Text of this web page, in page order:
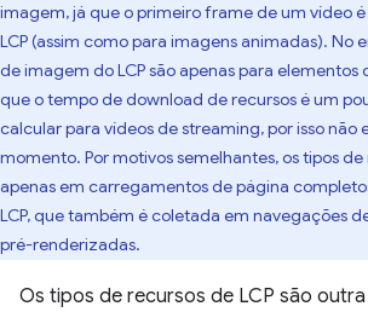
imagem, já que o primeiro frame de um vídeo
LCP (assim como para imagens animadas). No
de imagem do LCP são apenas para elementos
que o tempo de download de recursos é um
calcular para vídeos de streaming, por isso não
momento. Por motivos semelhantes, os tipos
apenas em carregamentos de página
LCP, que também é coletada em navegações
pré-renderizadas.
Os tipos de recursos de LCP são